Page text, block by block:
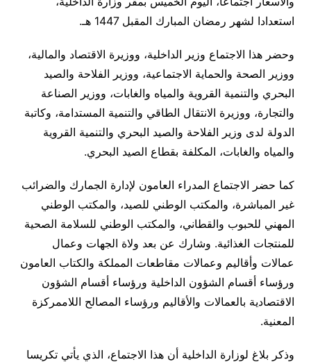
استعدادا لشهر رمضان المبارك المقبل 1447 هـ.
وحضر هذا الاجتماع وزير الداخلية، ووزيرة الاقتصاد والمالية،
ووزير الصحة والحماية الاجتماعية، ووزير الفلاحة والصيد
البحري والتنمية القروية والمياه والغابات، ووزير الصناعة
والتجارة، ووزيرة الانتقال الطاقي والتنمية المستدامة، وكاتبة
الدولة لدى وزير الفلاحة والصيد البحري والتنمية القروية
والمياه والغابات، المكلفة بقطاع الصيد البحري.
كما حضر الاجتماع المدراء العامون لإدارة الجمارك والضرائب
غير المباشرة، والمكتب الوطني للصيد، والمكتب الوطني
المهني للحبوب والقطاني، والمكتب الوطني للسلامة الصحية
للمنتجات الغذائية. وشارك عن بعد ولاة الجهات وعمال
عمالات وأقاليم وعمالات مقاطعات المملكة والكتاب العامون
ورؤساء أقسام الشؤون الداخلية ورؤساء أقسام الشؤون
الاقتصادية بالعمالات والأقاليم ورؤساء المصالح اللاممركزة
المعنية.
وذكر بلاغ لوزارة الداخلية أن هذا الاجتماع، الذي يأتي تكريسا